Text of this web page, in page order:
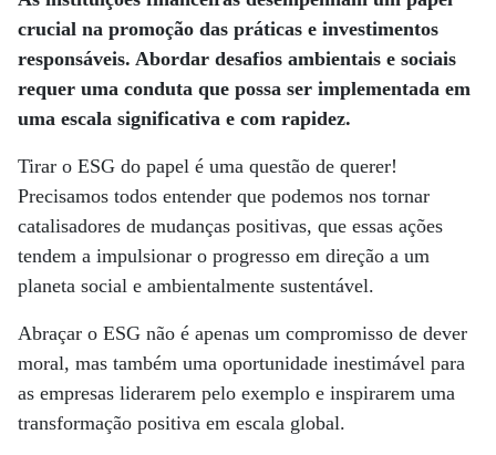
crucial na promoção das práticas e investimentos
responsáveis. Abordar desafios ambientais e sociais
requer uma conduta que possa ser implementada em
uma escala significativa e com rapidez.
Tirar o ESG do papel é uma questão de querer!
Precisamos todos entender que podemos nos tornar
catalisadores de mudanças positivas, que essas ações
tendem a impulsionar o progresso em direção a um
planeta social e ambientalmente sustentável.
Abraçar o ESG não é apenas um compromisso de dever
moral, mas também uma oportunidade inestimável para
as empresas liderarem pelo exemplo e inspirarem uma
transformação positiva em escala global.